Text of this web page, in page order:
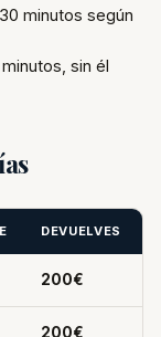
minutos según
sin él
DEVUELVES
200€
200€